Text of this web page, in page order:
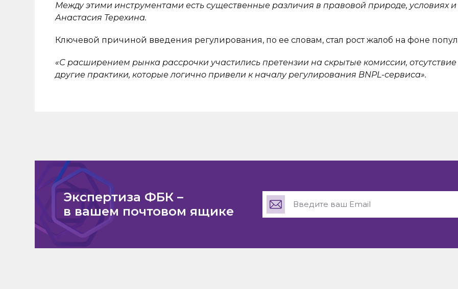
Между этими инструментами есть существенные различия в правовой природе, условиях и
Анастасия Терехина.
Ключевой причиной введения регулирования, по ее словам, стал рост жалоб на фоне
«С расширением рынка рассрочки участились претензии на скрытые комиссии,
другие практики, которые логично привели к началу регулирования BNPL-сервиса».
Экспертиза ФБК –
в вашем почтовом ящике